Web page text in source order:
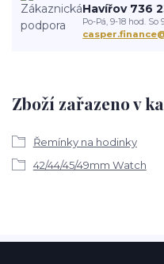
Zboží zařazeno v
Řemínky na hodinky
42/44/45/49mm Watch
Havířov 736
Po-Pá, 9-18 hod. So